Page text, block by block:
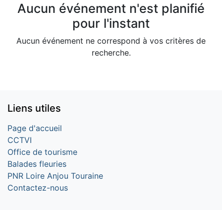
Aucun événement n'est planifié
pour l'instant
Aucun événement ne correspond à vos critères de
recherche.
Liens utiles
Page d'accueil
CCTVI
Office de tourisme
Balades fleuries
PNR Loire Anjou Touraine
Contactez-nous